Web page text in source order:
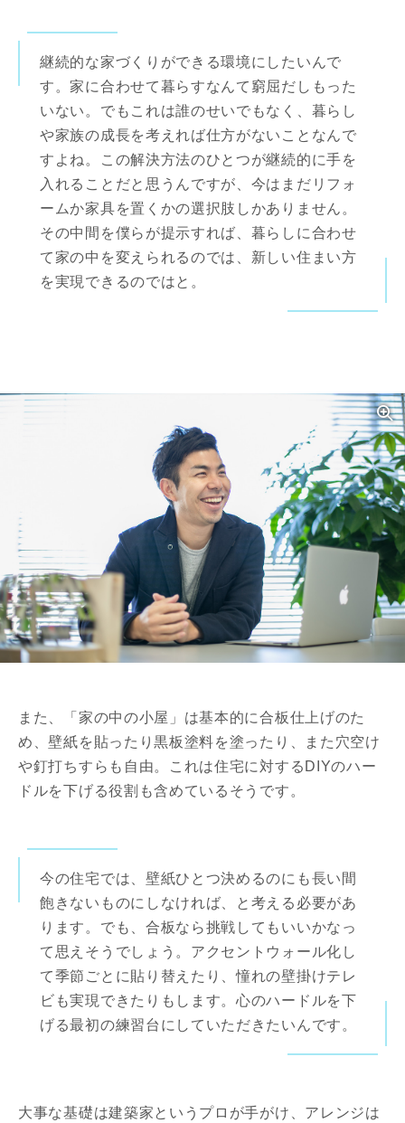
継続的な家づくりができる環境にしたいんで
す。家に合わせて暮らすなんて窮屈だしもった
いない。でもこれは誰のせいでもなく、暮らし
や家族の成長を考えれば仕方がないことなんで
すよね。この解決方法のひとつが継続的に手を
入れることだと思うんですが、今はまだリフォ
ームか家具を置くかの選択肢しかありません。
その中間を僕らが提示すれば、暮らしに合わせ
て家の中を変えられるのでは、新しい住まい方
を実現できるのではと。
また、「家の中の小屋」は基本的に合板仕上げのた
め、壁紙を貼ったり黒板塗料を塗ったり、また穴空け
や釘打ちすらも自由。これは住宅に対するDIYのハー
ドルを下げる役割も含めているそうです。
今の住宅では、壁紙ひとつ決めるのにも長い間
飽きないものにしなければ、と考える必要があ
ります。でも、合板なら挑戦してもいいかなっ
て思えそうでしょう。アクセントウォール化し
て季節ごとに貼り替えたり、憧れの壁掛けテレ
ビも実現できたりもします。心のハードルを下
げる最初の練習台にしていただきたいんです。
大事な基礎は建築家というプロが手がけ、アレンジは